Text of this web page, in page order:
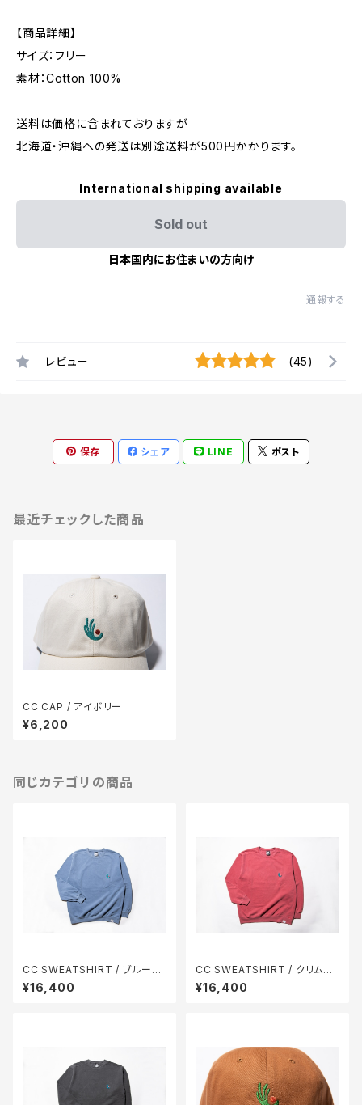
【商品詳細】
サイズ：フリー
素材：Cotton 100%
送料は価格に含まれておりますが
北海道・沖縄への発送は別途送料が500円かかります。
International shipping available
Sold out
日本国内にお住まいの方向け
通報する
レビュー (45)
保存 シェア LINE ポスト
最近チェックした商品
CC CAP / アイボリー
¥6,200
同じカテゴリの商品
CC SWEATSHIRT / ブルージ
ーン(青)
¥16,400
CC SWEATSHIRT / クリムゾ
ン(赤)
¥16,400